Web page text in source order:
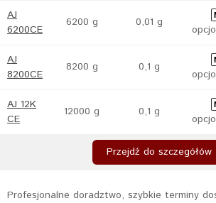
AJ
6200CE
6200 g 0,01 g
AJ
8200CE
8200 g 0,1 g
AJ 12K
CE
12000 g 0,1 g
Przejdź do szczegółów
Profesjonalne doradztwo, szybkie terminy